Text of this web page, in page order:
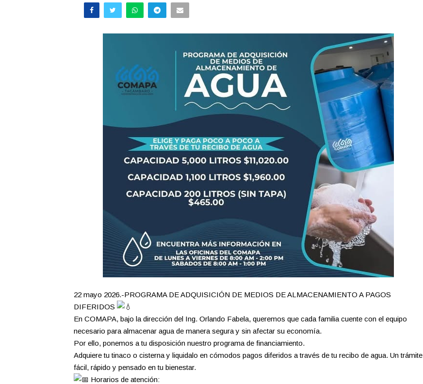
22 mayo 2026.-PROGRAMA DE ADQUISICIÓN DE MEDIOS DE ALMACENAMIENTO A PAGOS
DIFERIDOS
En COMAPA, bajo la dirección del Ing. Orlando Fabela, queremos que cada familia cuente con el equipo
necesario para almacenar agua de manera segura y sin afectar su economía.
Por ello, ponemos a tu disposición nuestro programa de financiamiento.
Adquiere tu tinaco o cisterna y liquidalo en cómodos pagos diferidos a través de tu recibo de agua. Un trámite
fácil, rápido y pensado en tu bienestar.
Horarios de atención: